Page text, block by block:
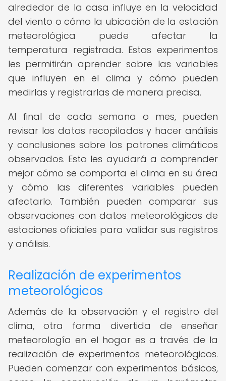
alrededor de la casa influye en la velocidad
del viento o cómo la ubicación de la estación
meteorológica puede afectar la
temperatura registrada. Estos experimentos
les permitirán aprender sobre las variables
que influyen en el clima y cómo pueden
medirlas y registrarlas de manera precisa.
Al final de cada semana o mes, pueden
revisar los datos recopilados y hacer análisis
y conclusiones sobre los patrones climáticos
observados. Esto les ayudará a comprender
mejor cómo se comporta el clima en su área
y cómo las diferentes variables pueden
afectarlo. También pueden comparar sus
observaciones con datos meteorológicos de
estaciones oficiales para validar sus registros
y análisis.
Realización de experimentos
meteorológicos
Además de la observación y el registro del
clima, otra forma divertida de enseñar
meteorología en el hogar es a través de la
realización de experimentos meteorológicos.
Pueden comenzar con experimentos básicos,